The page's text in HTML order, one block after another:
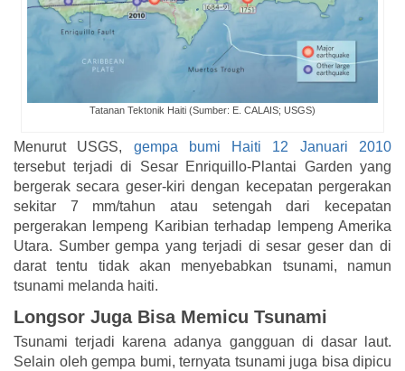
Tatanan Tektonik Haiti (Sumber: E. CALAIS; USGS)
Menurut USGS, gempa bumi Haiti 12 Januari 2010
tersebut terjadi di Sesar Enriquillo-Plantai Garden yang
bergerak secara geser-kiri dengan kecepatan pergerakan
sekitar 7 mm/tahun atau setengah dari kecepatan
pergerakan lempeng Karibian terhadap lempeng Amerika
Utara. Sumber gempa yang terjadi di sesar geser dan di
darat tentu tidak akan menyebabkan tsunami, namun
tsunami melanda haiti.
Longsor Juga Bisa Memicu Tsunami
Tsunami terjadi karena adanya gangguan di dasar laut.
Selain oleh gempa bumi, ternyata tsunami juga bisa dipicu